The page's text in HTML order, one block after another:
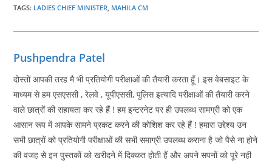
TAGS: LADIES CHIEF MINISTER MAHILA CM
Pushpendra Patel
दोस्तों आपकी तरह मै भी प्रतियोगी परीक्षाओं की तैयारी करता हूँ। इस वेबसाइट के
माध्यम से हम एसएससी , रेलवे , यूपीएससी, पुलिस इत्यादि परीक्षाओं की तैयारी करने
वाले छात्रों की सहायता कर रहे हैं ! हम इन्टरनेट पर ही उपलब्ध सामग्री को एक
आसान रूप में आपके सामने प्रकट करने की कोशिश कर रहे हैं ! हमारा उद्देश्य उन
सभी छात्रों को प्रतियोगी परीक्षाओं की सभी समाग्री उपलब्ध कराना है जो पैसे ना होने
की वजह से इन पुस्तकों को खरीदने में दिक्कत होती हैं और अपने सपनों को पूरे नही